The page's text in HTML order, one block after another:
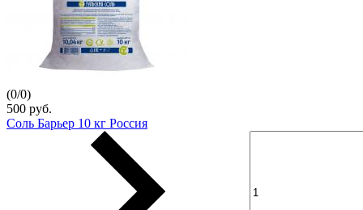
(0/0)
500 руб.
Соль Барьер 10 кг Россия